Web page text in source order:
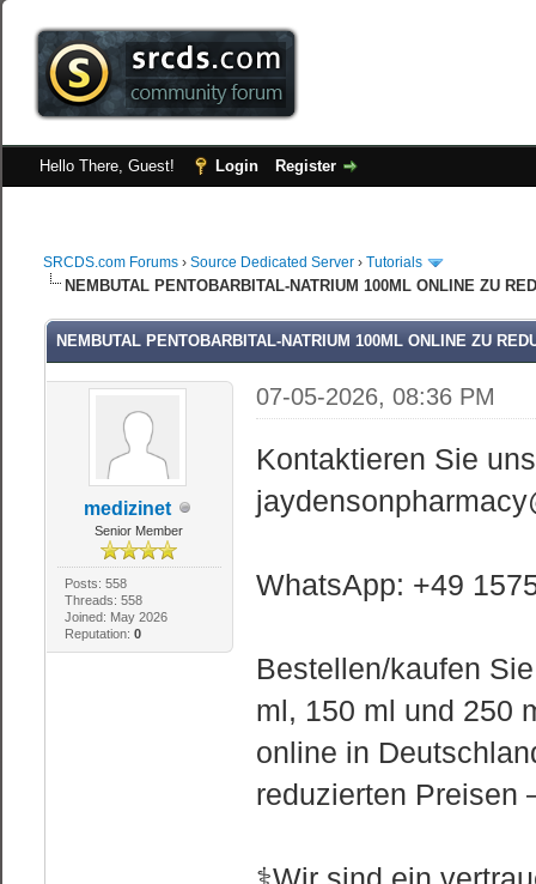
Hello There, Guest! Login Register
SRCDS.com Forums ›Source Dedicated Server ›Tutorials
NEMBUTAL PENTOBARBITAL-NATRIUM 100ML ONLINE ZU
NEMBUTAL PENTOBARBITAL-NATRIUM 100ML ONLINE ZU
medizinet
Senior Member
Posts: 558
Threads: 558
Joined: May 2026
Reputation: 0
07-05-2026, 08:36 PM
Kontaktieren Sie
WhatsApp: +49
Bestellen/kaufen
ml, 150 ml und 250
online in
reduzierten Preisen